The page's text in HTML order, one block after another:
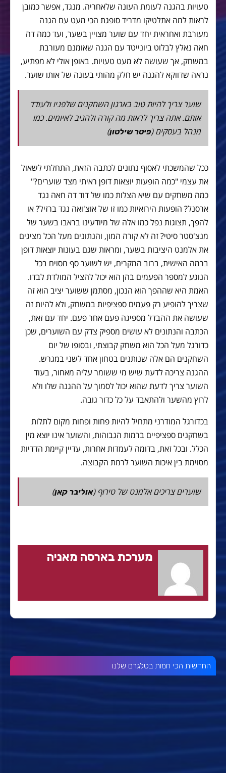
טעויות בהגנה לעומת העונה שלאחריה. מנגד, אפשר כמובן
לראות למה אתלטיקו מדריד סופגת הכי מעט עם הגנה
מעורבת ואחראית יחד עם שוער מצויין בשער, ועד כמה דה
חאה נאלץ לבלוט ביונייטד עם הגנה שאומנם מעורבת
במשחק, אך שעושה לא מעט טעויות. באופן אולי לא מפתיע,
נראה שדווקא להגנה יש חלק מהותי בעונה של אותו שוער.
שוער צריך להיות טוב בארגון השחקנים שלפניו ולעודד
אותם. אתה צריך לראות מה קורה ולהגיב לאיומים. כמו
מנהל בעסקים (פיטר שילטון)
ככל שהמשכתי לאסוף נתונים לכתבה הזאת, התחלתי לשאול
את עצמי "כמה הופעות יוצאות דופן ראיתי מצד שוערים?"
כמה משחקים עם שיא הצלות כמו של דוד דה חאה נגד
ארסנל? הופעות הירואיות כמו זו של אוצ'ואה נגד ברזיל? או
להפך, תצוגות נפל כמו אלה של מיודעינו בראבו בשער של
מנצ'סטר סיטי? זה לא קורה המון, והנתונים מעל הכל מציגים
את אלמנט היציבות בשער, ומראות שגם בעונות יוצאות דופן
ברמה האישית, ברוב המקרים, יש לשוער סף מסוים בכל
הנוגע למספר הפעמים בהן הוא יכול להציל המולדת לבדו.
האמת היא שההפך הוא הנכון, מסתמן ששוער יציב הוא זה
שצריך להופיע רק פעמים ספציפיות במשחק, ולא להיות זה
שעושה את ההבדל מספיגה פעם אחר פעם. יחד עם זאת,
הכתבה והנתונים לא עושים מספיק צדק עם השוערים, שכן
כדורגל מעל הכל הוא משחק קבוצתי, ובסופו של יום
השחקנים הם אלה שנותנים בטחון אחד לשני במגרש.
ההגנה צריכה לדעת שיש מי ששומר עליה מאחור, בעוד
השוער צריך לדעת שהוא יכול לסמוך על ההגנה שלו ולא
לרוץ מהשער ולהתאבד על כל כדור גובה.
בכדורגל המודרני מתחיל להיות פחות ופחות מקום לתלות
בשחקנים ספציפיים ברמות הגבוהות, והשוער אינו יוצא מין
הכלל. ובכל זאת, בדומה לעמדות אחרות, עדיין קיימת הדדיות
מסוימת בין איכות השוער לרמת הקבוצה.
שוערים צריכים אלמנט של טירוף (אוליבר קאן)
מערכת בארסה מאניה
החדשות הכי חמות בטלגרם שלנו